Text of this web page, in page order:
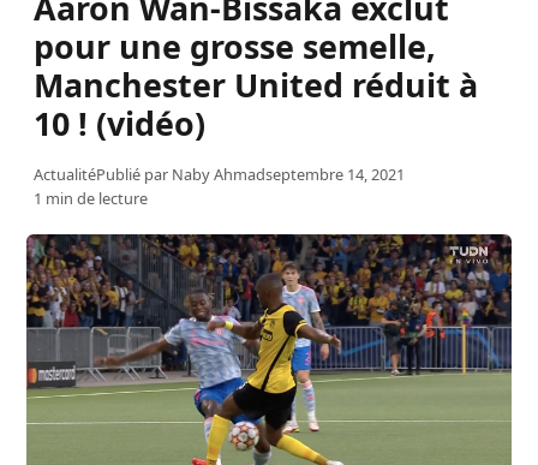
pour une grosse semelle,
Manchester United réduit à
10 ! (vidéo)
ActualitéPublié par Naby Ahmadseptembre 14, 2021
1 min de lecture